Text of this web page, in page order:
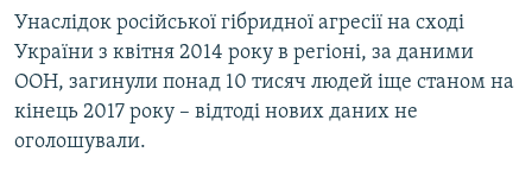
Унаслідок російської гібридної агресії на сході
України з квітня 2014 року в регіоні, за даними
ООН, загинули понад 10 тисяч людей іще станом на
кінець 2017 року – відтоді нових даних не
оголошували.